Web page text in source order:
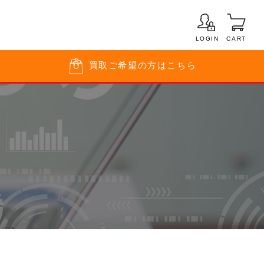
LOGIN CART
買取 ご希望の方はこちら